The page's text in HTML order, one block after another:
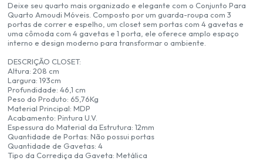
Deixe seu quarto mais organizado e elegante com o Conjunto Para
Quarto Amoudi Móveis. Composto por um guarda-roupa com 3
portas de correr e espelho, um closet sem portas com 4 gavetas e
uma cômoda com 4 gavetas e 1 porta, ele oferece amplo espaço
interno e design moderno para transformar o ambiente.
DESCRIÇÃO CLOSET:
Altura: 208 cm
Largura: 193cm
Profundidade: 46,1 cm
Peso do Produto: 65,76Kg
Material Principal: MDP
Acabamento: Pintura U.V.
Espessura do Material da Estrutura: 12mm
Quantidade de Portas: Não possui portas
Quantidade de Gavetas: 4
Tipo da Corrediça da Gaveta: Metálica